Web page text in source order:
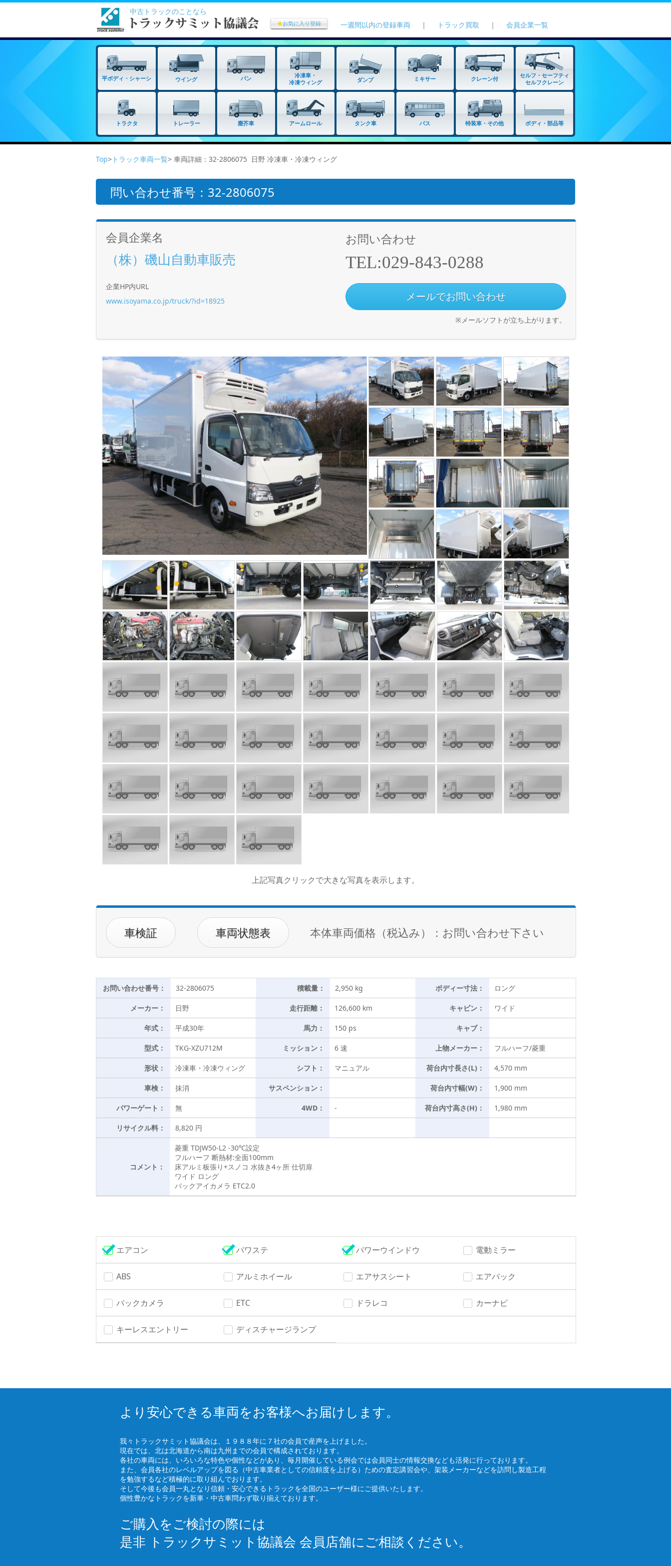
中古トラックのことなら
★お気に入り登録 一週間以内の登録車両 ｜ トラック買取 ｜ 会員企業一覧
平ボディ・シャーシ ウイング バン
冷凍車・
冷凍ウィング
ダンプ ミキサー クレーン付
セルフ・セーフティ
セルフクレーン
トラクタ トレーラー 塵芥車 アームロール タンク車 バス 特装車・その他 ボディ・部品等
Top> トラック車両一覧> 車両詳細：32-2806075 日野 冷凍車・冷凍ウィング
問い合わせ番号：32-2806075
会員企業名
（株）磯山自動車販売
企業HP内URL
www.isoyama.co.jp/truck/?id=18925
お問い合わせ
TEL:029-843-0288
メールでお問い合わせ
※メールソフトが立ち上がります。
上記写真クリックで大きな写真を表示します。
車検証 車両状態表 本体車両価格（税込み）： お問い合わせ下さい
お問い合わせ番号： 32-2806075 積載量： 2,950 kg ボディー寸法： ロング
メーカー： 日野 走行距離： 126,600 km キャビン： ワイド
年式： 平成30年 馬力： 150 ps キャブ：
型式： TKG-XZU712M ミッション： 6 速 上物メーカー： フルハーフ/菱重
形状： 冷凍車・冷凍ウィング シフト： マニュアル 荷台内寸長さ(L)： 4,570 mm
車検： 抹消 サスペンション： 荷台内寸幅(W)： 1,900 mm
パワーゲート： 無 4WD： - 荷台内寸高さ(H)： 1,980 mm
リサイクル料： 8,820 円
コメント：
菱重 TDJW50-L2 -30℃設定
フルハーフ 断熱材:全面100mm
床アルミ板張り+スノコ 水抜き4ヶ所 仕切扉
ワイド ロング
バックアイカメラ ETC2.0
エアコン パワステ パワーウインドウ 電動ミラー
ABS アルミホイール エアサスシート エアバック
バックカメラ ETC ドラレコ カーナビ
キーレスエントリー ディスチャージランプ
より安心できる車両をお客様へお届けします。
我々トラックサミット協議会は、１９８８年に７社の会員で産声を上げました。
現在では、北は北海道から南は九州までの会員で構成されております。
各社の車両には、いろいろな特色や個性などがあり、毎月開催している例会では会員同士の情報交換なども活発に行っております。
また、会員各社のレベルアップを図る（中古車業者としての信頼度を上げる）ための査定講習会や、架装メーカーなどを訪問し製造工程
を勉強するなど積極的に取り組んでおります。
そして今後も会員一丸となり信頼・安心できるトラックを全国のユーザー様にご提供いたします。
個性豊かなトラックを新車・中古車問わず取り揃えております。
ご購入をご検討の際には
是非 トラックサミット協議会 会員店舗にご相談ください。